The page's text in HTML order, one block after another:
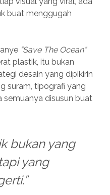
buat menggugah
“Save The Ocean”
plastik, itu bukan
desain yang dipikirin
suram, tipografi yang
semuanya disusun buat
bukan yang
yang